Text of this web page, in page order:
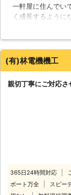
一軒屋に住んでい
く成長するように
ってきたので隣
も愛想が良くて親
ができました。庭
(有)林電機機工
親切丁寧にご対応
365日24時間対応
ポート万全
スピー